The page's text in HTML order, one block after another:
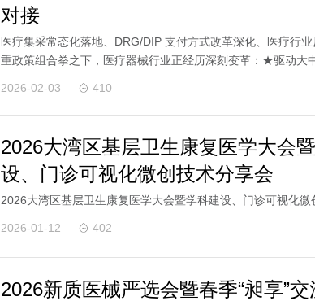
对接
医疗集采常态化落地、DRG/DIP 支付方式改革深化、医疗行
重政策组合拳之下，医疗器械行业正经历深刻变革：★驱动大
2026-02-03 410
2026大湾区基层卫生康复医学大会
设、门诊可视化微创技术分享会
2026大湾区基层卫生康复医学大会暨学科建设、门诊可视化微
2026-01-12 402
2026新质医械严选会暨春季“昶享”